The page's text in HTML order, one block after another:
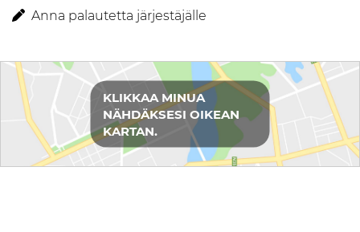
Anna palautetta järjestäjälle
Reittiohjeet
KLIKKAA MINUA
NÄHDÄKSESI OIKEAN
KARTAN.